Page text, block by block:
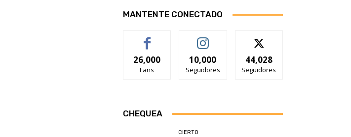
MANTENTE CONECTADO
26,000
Fans
10,000
Seguidores
44,028
Seguidores
CHEQUEA
CIERTO